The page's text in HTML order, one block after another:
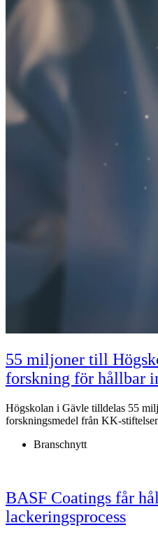
55 miljoner till
forskning för hållbar
Högskolan i Gävle tilldelas 55
forskningsmedel från KK-
Branschnytt
BASF Coatings får
lackeringsprocess